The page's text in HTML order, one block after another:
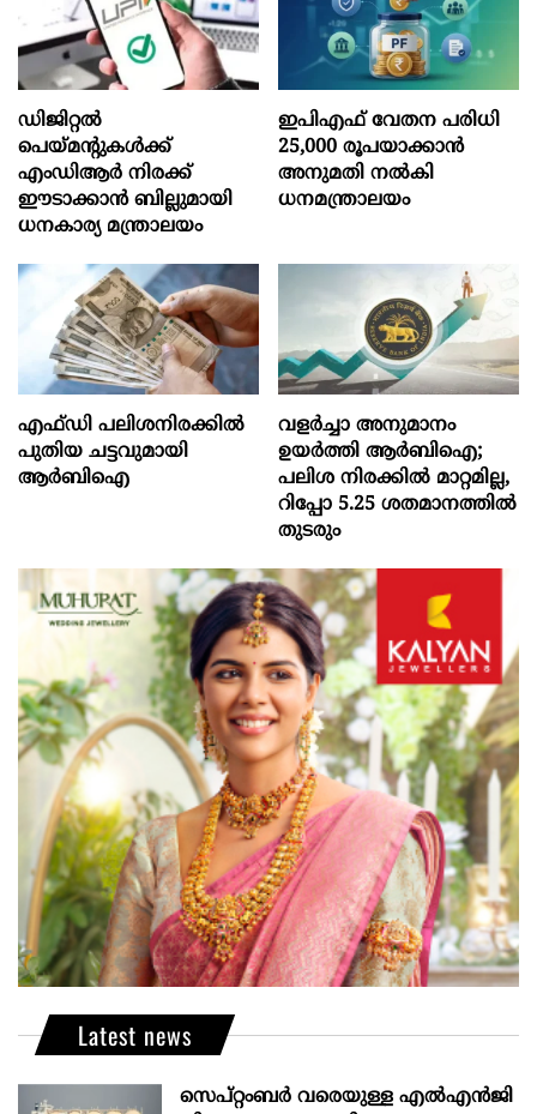
ഡിജിറ്റൽ
പെയ്മന്റുകൾക്ക്
എംഡിആർ നിരക്ക്
ഈടാക്കാൻ ബില്ലുമായി
ധനകാര്യ മന്ത്രാലയം
ഇപിഎഫ് വേതന പരിധി
25,000 രൂപയാക്കാൻ
അനുമതി നൽകി
ധനമന്ത്രാലയം
എഫ്‍ഡി പലിശനിരക്കിൽ
പുതിയ ചട്ടവുമായി
ആർബിഐ
വളർച്ചാ അനുമാനം
ഉയർത്തി ആർബിഐ;
പലിശ നിരക്കിൽ മാറ്റമില്ല,
റിപ്പോ 5.25 ശതമാനത്തിൽ
തുടരും
Latest news
സെപ്റ്റംബർ വരെയുള്ള എൽഎൻജി